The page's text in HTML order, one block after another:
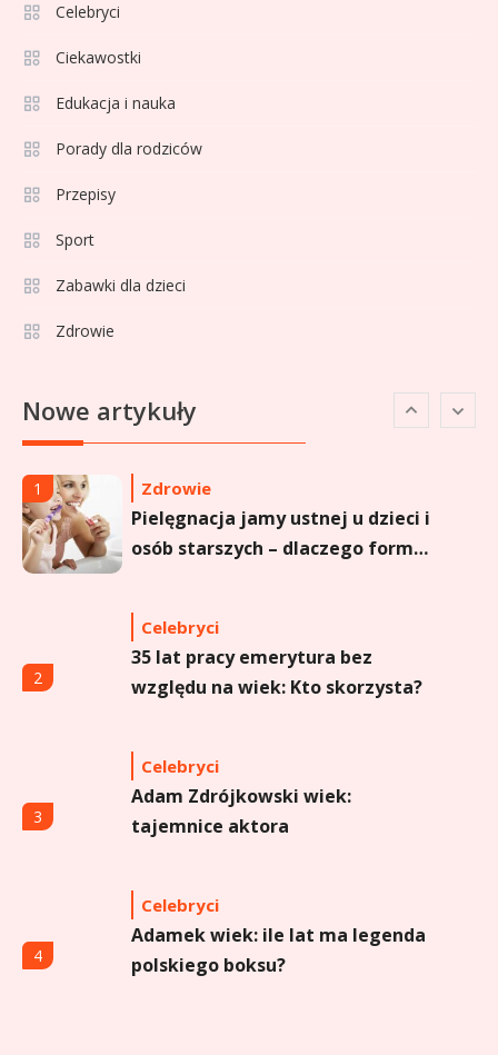
Celebryci
Ciekawostki
Edukacja i nauka
Porady dla rodziców
Przepisy
Sport
Zabawki dla dzieci
Zdrowie
Nowe artykuły
Adamek wiek: ile lat ma legenda
6
aktorce i jej karierze
1 Zdrowie
Pielęgnacja jamy ustnej u dzieci i
osób starszych – dlaczego forma
2
Celebryci
35 lat pracy emerytura bez
względu na wiek: Kto skorzysta?
3
Celebryci
Adam Zdrójkowski wiek:
tajemnice aktora
4
Celebryci
Adamek wiek: ile lat ma legenda
polskiego boksu?